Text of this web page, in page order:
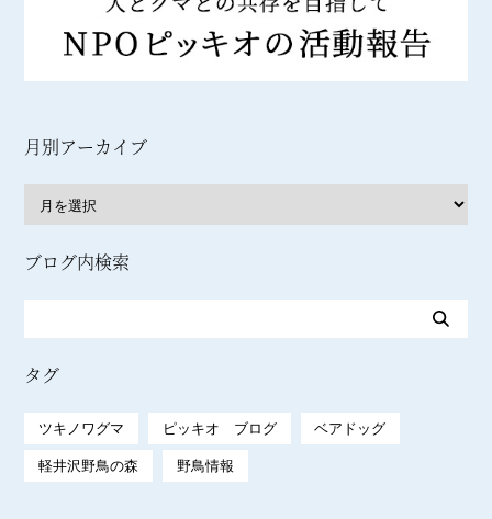
月別アーカイブ
ブログ内検索
タグ
ツキノワグマ ピッキオ ブログ ベアドッグ
軽井沢野鳥の森 野鳥情報